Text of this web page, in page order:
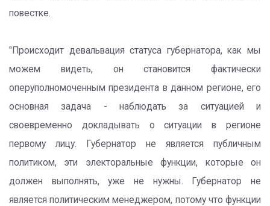
повестке.
"Происходит девальвация статуса губернатора, как мы
можем видеть, он становится фактически
оперуполномоченным президента в данном регионе, его
основная задача - наблюдать за ситуацией и
своевременно докладывать о ситуации в регионе
первому лицу. Губернатор не является публичным
политиком, эти электоральные функции, которые он
должен выполнять, уже не нужны. Губернатор не
является политическим менеджером, потому что функции